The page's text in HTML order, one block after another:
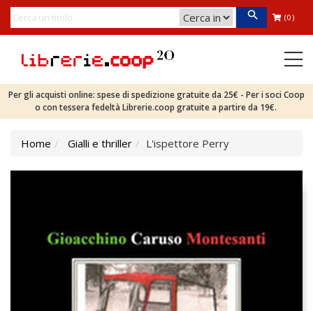
(0)
Per gli acquisti online: spese di spedizione gratuite da 25€ - Per i soci Coop
o con tessera fedeltà Librerie.coop gratuite a partire da 19€.
Home Gialli e thriller L'ispettore Perry